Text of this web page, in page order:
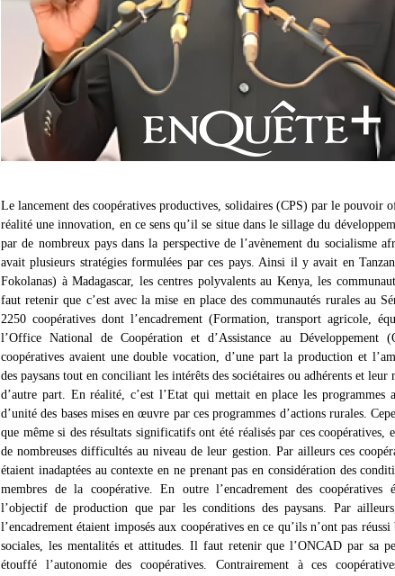
Le lancement des coopératives productives, solidaires (CPS) par le pouvoir
réalité une innovation, en ce sens qu’il se situe dans le sillage du
par de nombreux pays dans la perspective de l’avènement du socialisme
avait plusieurs stratégies formulées par ces pays. Ainsi il y avait en
Fokolanas) à Madagascar, les centres polyvalents au Kenya, les
faut retenir que c’est avec la mise en place des communautés rurales au
2250 coopératives dont l’encadrement (Formation, transport agricole,
l’Office National de Coopération et d’Assistance au
coopératives avaient une double vocation, d’une part la production et
des paysans tout en conciliant les intérêts des sociétaires ou adhérents et
d’autre part. En réalité, c’est l’Etat qui mettait en place les programmes
d’unité des bases mises en œuvre par ces programmes d’actions rurales.
que même si des résultats significatifs ont été réalisés par ces coopératives,
de nombreuses difficultés au niveau de leur gestion. Par ailleurs ces
étaient inadaptées au contexte en ne prenant pas en considération des
membres de la coopérative. En outre l’encadrement des coopératives
l’objectif de production que par les conditions des paysans. Par
l’encadrement étaient imposés aux coopératives en ce qu’ils n’ont pas
sociales, les mentalités et attitudes. Il faut retenir que l’ONCAD par sa
étouffé l’autonomie des coopératives. Contrairement à ces